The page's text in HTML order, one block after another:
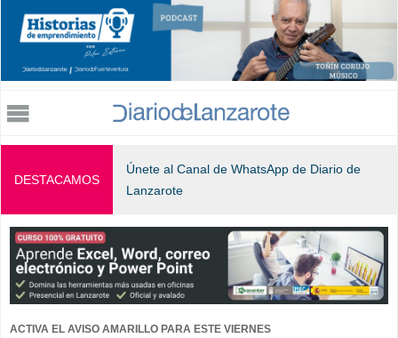
Jump to navigation
DESTACAMOS
Únete al Canal de WhatsApp de Diario de
Lanzarote
ACTIVA EL AVISO AMARILLO PARA ESTE VIERNES